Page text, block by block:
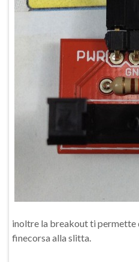
inoltre la breakout ti permette
finecorsa alla slitta.